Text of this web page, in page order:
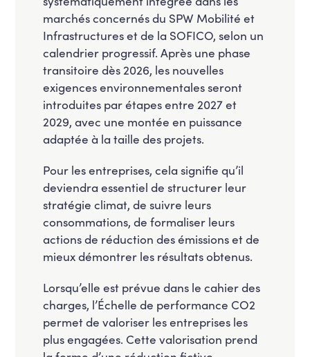
marchés concernés du SPW Mobilité et
Infrastructures et de la SOFICO, selon un
calendrier progressif. Après une phase
transitoire dès 2026, les nouvelles
exigences environnementales seront
introduites par étapes entre 2027 et
2029, avec une montée en puissance
adaptée à la taille des projets.
Pour les entreprises, cela signifie qu’il
deviendra essentiel de structurer leur
stratégie climat, de suivre leurs
consommations, de formaliser leurs
actions de réduction des émissions et de
mieux démontrer les résultats obtenus.
Lorsqu’elle est prévue dans le cahier des
charges, l’Échelle de performance CO2
permet de valoriser les entreprises les
plus engagées. Cette valorisation prend